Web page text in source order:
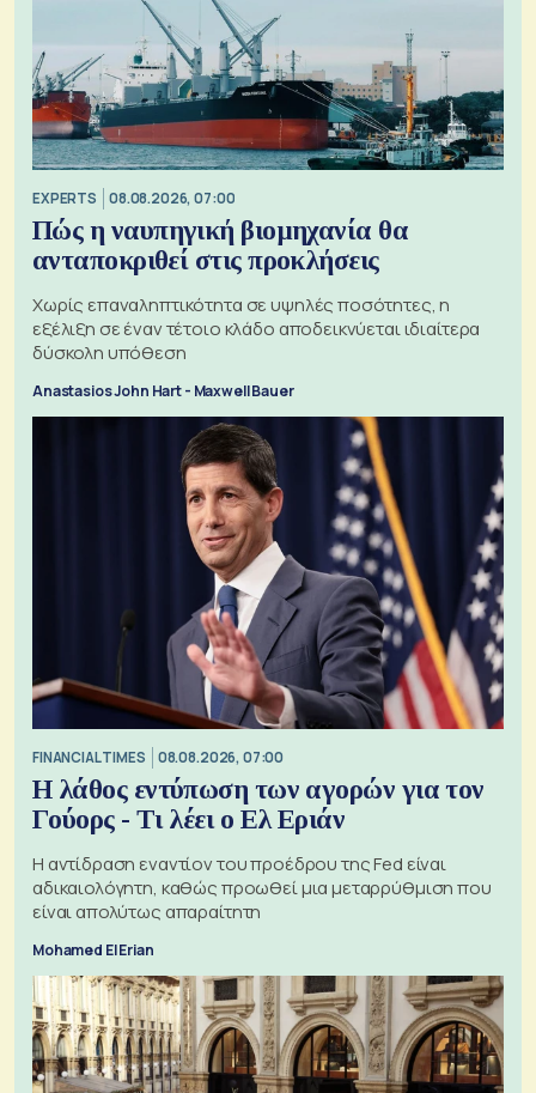
EXPERTS 08.08.2026, 07:00
Πώς η ναυπηγική βιομηχανία θα
ανταποκριθεί στις προκλήσεις
Χωρίς επαναληπτικότητα σε υψηλές ποσότητες, η
εξέλιξη σε έναν τέτοιο κλάδο αποδεικνύεται ιδιαίτερα
δύσκολη υπόθεση
Anastasios John Hart - Maxwell Bauer
FINANCIAL TIMES 08.08.2026, 07:00
Η λάθος εντύπωση των αγορών για τον
Γούορς - Τι λέει ο Ελ Εριάν
Η αντίδραση εναντίον του προέδρου της Fed είναι
αδικαιολόγητη, καθώς προωθεί μια μεταρρύθμιση που
είναι απολύτως απαραίτητη
Mohamed El Erian